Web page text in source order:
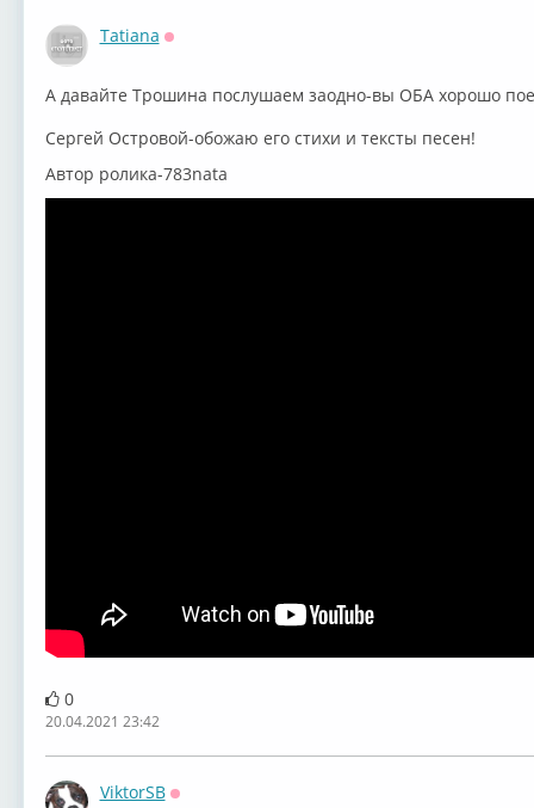
Tatiana
А давайте Трошина послушаем заодно-вы ОБА хорошо
Сергей Островой-обожаю его стихи и тексты песен!
Автор ролика-783nata
0
20.04.2021 23:42
ViktorSB